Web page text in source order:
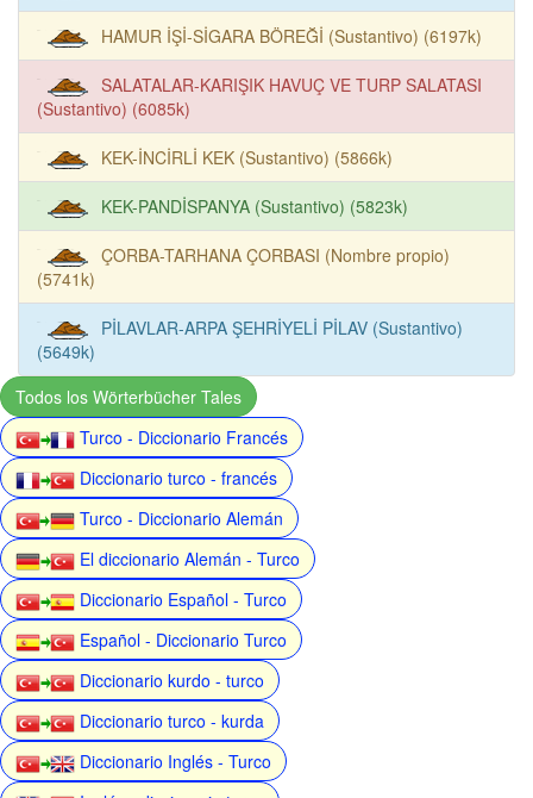
HAMUR İŞİ-SİGARA BÖREĞİ (Sustantivo) (6197k)
SALATALAR-KARIŞIK HAVUÇ VE TURP SALATASI
(Sustantivo) (6085k)
KEK-İNCİRLİ KEK (Sustantivo) (5866k)
KEK-PANDİSPANYA (Sustantivo) (5823k)
ÇORBA-TARHANA ÇORBASI (Nombre propio)
(5741k)
PİLAVLAR-ARPA ŞEHRİYELİ PİLAV (Sustantivo)
(5649k)
Todos los Wörterbücher Tales
Turco - Diccionario Francés
Diccionario turco - francés
Turco - Diccionario Alemán
El diccionario Alemán - Turco
Diccionario Español - Turco
Español - Diccionario Turco
Diccionario kurdo - turco
Diccionario turco - kurda
Diccionario Inglés - Turco